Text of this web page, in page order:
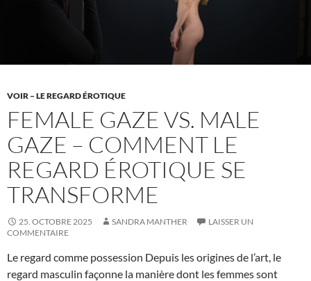
VOIR – LE REGARD ÉROTIQUE
FEMALE GAZE VS. MALE
GAZE – COMMENT LE
REGARD ÉROTIQUE SE
TRANSFORME
25. OCTOBRE 2025 SANDRA MANTHER
LAISSER UN
COMMENTAIRE
Le regard comme possession Depuis les origines de l’art, le
regard masculin façonne la manière dont les femmes sont